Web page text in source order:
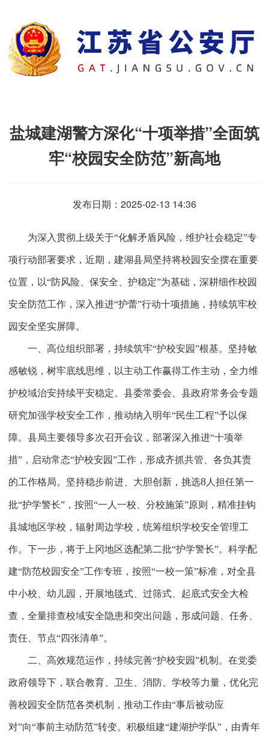
盐城建湖警方深化“十项举措”全面筑
牢“校园安全防范”新高地
发布日期：2025-02-13 14:36
为深入贯彻上级关于“化解矛盾风险，维护社会稳定”专
项行动部署要求，近期，建湖县局坚持将校园安全摆在重要
位置，以“防风险、保安全、护稳定”为基础，深耕细作校园
安全防范工作，深入推进“护蕾”行动十项措施，持续筑牢校
园安全坚实屏障。
一、高位组织部署，持续筑牢“护校安园”根基。坚持敏
感敏锐，树牢底线思维，以主动工作赢得工作主动，全力维
护校域治安持续平安稳定。县委常委会、县政府常务会专题
研究加强学校安全工作，推动纳入明年“民生工程”予以保
障。县局主要领导多次召开会议，部署深入推进“十项举
措”，启动常态“护校安园”工作，形成齐抓共管、各负其责
的工作格局。坚持稳步前进、大胆创新，挑选8 人担任第一
批“护学警长”，按照“一人一校、分校施策”原则，精准挂钩
县城地区学校，辐射周边学校，统筹组织学校安全管理工
作。下一步，将于上冈地区选配第二批“护学警长”。科学配
建“防范校园安全”工作专班，按照“一校一策”标准，对全县
中小校、幼儿园，开展地毯式、过筛式、起底式安全大检
查，全量排查校域安全隐患和突出问题，形成问题、任务、
责任、节点“四张清单”。
二、高效规范运作，持续完善“护校安园”机制 。在党委
政府领导下，联合教育、卫生、消防、学校等力量，优化完
善校园安全防范各类机制，推动工作由“事后被动应
对”向“事前主动防范”转变。积极组建“建湖护学队”，由青年